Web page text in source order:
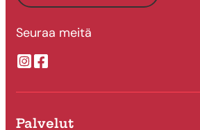
Seuraa meitä
Suonenjoen kaupungin Instragram
Suonenjoen kaupungin Facebook
Palvelut